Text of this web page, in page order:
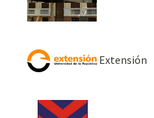
Extensión